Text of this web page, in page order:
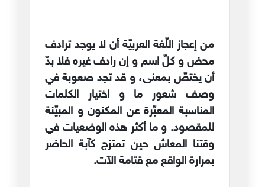
من إعجاز اللّغة العربيّة أن لا يوجد ترادف
محض و كلّ اسم و إن رادف غيره فلا بدّ
أن يختصّ بمعنى، و قد تجد صعوبة في
وصف شعور ما و اختيار الكلمات
المناسبة المعبّرة عن المكنون و المبيّنة
للمقصود. و ما أكثر هذه الوضعيات في
وقتنا المعاش حين تمتزج كآبة الحاضر
بمرارة الواقع مع قتامة الآت.